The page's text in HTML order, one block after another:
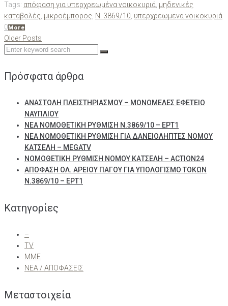
Tags: απόφαση για υπερχρεωμένα νοικοκυριά μηδενικές
καταβολές μικροέμπορος Ν. 3869/10 υπερχρεωμενα νοικοκυριά
0 More
Πλοήγηση
άρθρων
Older
Posts
Older Posts
Search
Πρόσφατα άρθρα
ΑΝΑΣΤΟΛΗ ΠΛΕΙΣΤΗΡΙΑΣΜΟΥ – ΜΟΝΟΜΕΛΕΣ ΕΦΕΤΕΙΟ
ΝΑΥΠΛΙΟΥ
ΝΕΑ ΝΟΜΟΘΕΤΙΚΗ ΡΥΘΜΙΣΗ Ν.3869/10 – ΕΡΤ1
ΝΕΑ ΝΟΜΟΘΕΤΙΚΗ ΡΥΘΜΙΣΗ ΓΙΑ ΔΑΝΕΙΟΛΗΠΤΕΣ ΝΟΜΟΥ
ΚΑΤΣΕΛΗ – MEGATV
ΝΟΜΟΘΕΤΙΚΗ ΡΥΘΜΙΣΗ ΝΟΜΟΥ ΚΑΤΣΕΛΗ – ACTION24
ΑΠΟΦΑΣΗ ΟΛ. ΑΡΕΙΟΥ ΠΑΓΟΥ ΓΙΑ ΥΠΟΛΟΓΙΣΜΟ ΤΟΚΩΝ
Ν.3869/10 – ΕΡΤ1
Kατηγορίες
–
TV
ΜΜΕ
ΝΕΑ / ΑΠΟΦΑΣΕΙΣ
Μεταστοιχεία